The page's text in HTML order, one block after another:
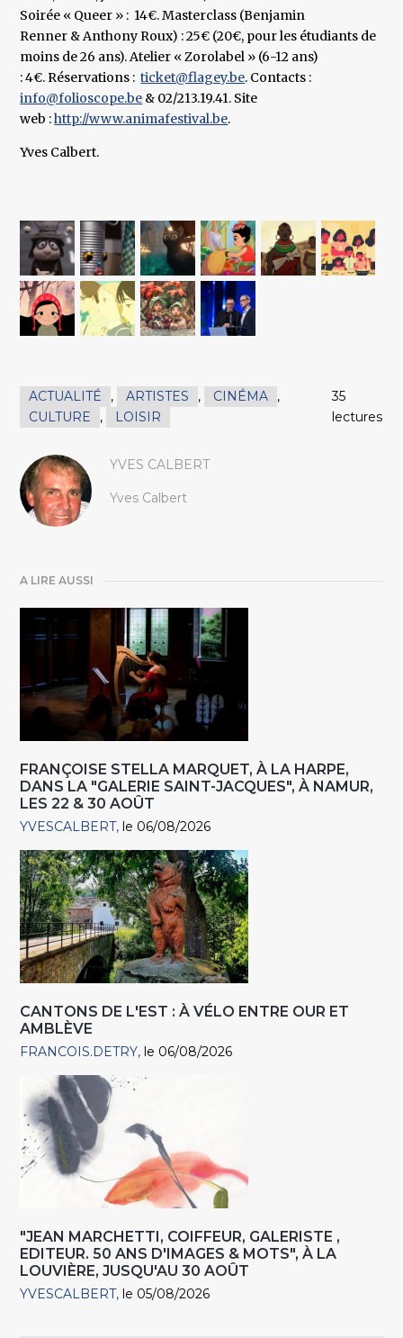
Soirée « Queer » : 14€. Masterclass (Benjamin
Renner & Anthony Roux) : 25€ (20€, pour les étudiants de
moins de 26 ans). Atelier « Zorolabel » (6-12 ans)
: 4€. Réservations :ticket@flagey.be. Contacts :
info@folioscope.be & 02/213.19.41. Site
web :http://www.animafestival.be.
Yves Calbert.
ACTUALITÉ , ARTISTES , CINÉMA
,
CULTURE
, LOISIR
35
lectures
YVES CALBERT
Yves Calbert
A LIRE AUSSI
FRANÇOISE STELLA MARQUET, À LA HARPE,
DANS LA "GALERIE SAINT-JACQUES", À NAMUR,
LES 22 & 30 AOÛT
YVESCALBERT le 06/08/2026
CANTONS DE L'EST : À VÉLO ENTRE OUR ET
AMBLÈVE
FRANCOIS.DETRY le 06/08/2026
"JEAN MARCHETTI, COIFFEUR, GALERISTE ,
EDITEUR. 50 ANS D'IMAGES & MOTS", À LA
LOUVIÈRE, JUSQU'AU 30 AOÛT
YVESCALBERT le 05/08/2026